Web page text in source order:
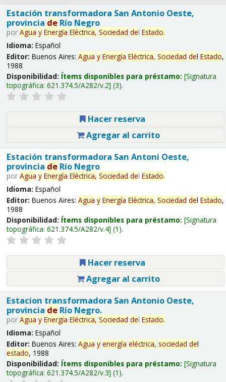
Estación transformadora San Antonio Oeste,
provincia deRío Negro
por Agua y Energía Eléctrica, Sociedad del Estado.
Idioma: Español
Editor: Buenos Aires: Agua y Energía Eléctrica, Sociedad del Estado,
1988
Disponibilidad: Ítems disponibles para préstamo: Signatura
topográfica: 621.374.5/A282/v.2 (3).
Hacer reserva
Agregar al carrito
Estación transformadora San Antoni Oeste,
provincia deRío Negro
por Agua y Energía Eléctrica, Sociedad del Estado.
Idioma: Español
Editor: Buenos Aires: Agua y Energía Eléctrica, Sociedad del Estado,
1988
Disponibilidad: Ítems disponibles para préstamo: Signatura
topográfica: 621.374.5/A282/v.4 (1).
Hacer reserva
Agregar al carrito
Estacion transformadora San Antonio Oeste,
provincia deRío Negro.
por Agua y Energía Eléctrica, Sociedad del Estado.
Idioma: Español
Editor: Buenos Aires: Agua y energía eléctrica, sociedad del
estado, 1988
Disponibilidad: Ítems disponibles para préstamo: Signatura
topográfica: 621.374.5/A282/v.3 (1).